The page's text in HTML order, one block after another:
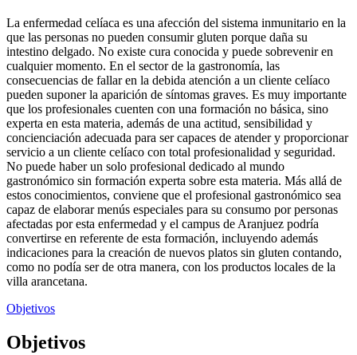
La enfermedad celíaca es una afección del sistema inmunitario en la
que las personas no pueden consumir gluten porque daña su
intestino delgado. No existe cura conocida y puede sobrevenir en
cualquier momento. En el sector de la gastronomía, las
consecuencias de fallar en la debida atención a un cliente celíaco
pueden suponer la aparición de síntomas graves. Es muy importante
que los profesionales cuenten con una formación no básica, sino
experta en esta materia, además de una actitud, sensibilidad y
concienciación adecuada para ser capaces de atender y proporcionar
servicio a un cliente celíaco con total profesionalidad y seguridad.
No puede haber un solo profesional dedicado al mundo
gastronómico sin formación experta sobre esta materia. Más allá de
estos conocimientos, conviene que el profesional gastronómico sea
capaz de elaborar menús especiales para su consumo por personas
afectadas por esta enfermedad y el campus de Aranjuez podría
convertirse en referente de esta formación, incluyendo además
indicaciones para la creación de nuevos platos sin gluten contando,
como no podía ser de otra manera, con los productos locales de la
villa arancetana.
Objetivos
Objetivos